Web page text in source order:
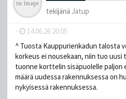
tekijänä Jatup
- 14.06.26 20:05
^ Tuosta Kauppurienkadun talosta
korkeus ei nousekaan, niin tuo
tuonne korttelin sisäpuolelle paljon
määrä uudessa rakennuksessa on
nykyisessä rakennuksessa.